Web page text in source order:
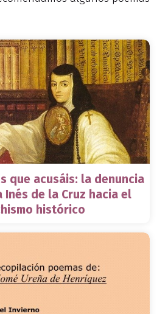
que acusáis: la denuncia
Inés de la Cruz hacia el
histórico